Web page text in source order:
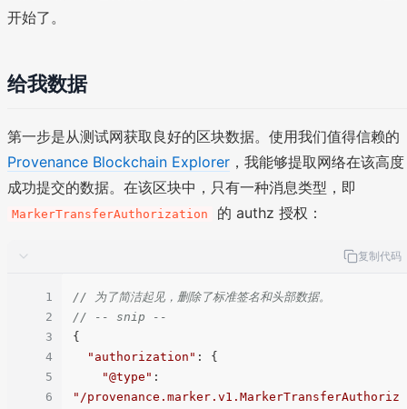
开始了。
给我数据
第一步是从测试网获取良好的区块数据。使用我们值得信赖的
Provenance Blockchain Explorer ，我能够提取网络在该高度
成功提交的数据。在该区块中，只有一种消息类型，即
MarkerTransferAuthorization 的 authz 授权：
复制代码
1
2
3
4
5
6
// 为了简洁起见，删除了标准签名和头部数据。
// -- snip --
{
"authorization" : {
"@type"
"/provenance.marker.v1.MarkerTransferAuthoriz